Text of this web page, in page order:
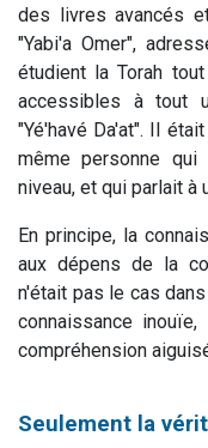
des livres avancés
"Yabi'a Omer",
étudient la Torah
accessibles à tout
"Yé'havé Da'at". Il
même personne
niveau, et qui parlait à
En principe, la
aux dépens de la
n'était pas le cas
connaissance
compréhension
Seulement la